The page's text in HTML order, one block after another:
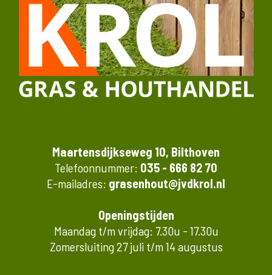
Maartensdijkseweg 10, Bilthoven
Telefoonnummer: 035 - 666 82 70
E-mailadres: grasenhout@jvdkrol.nl
Openingstijden
Maandag t/m vrijdag: 7.30u - 17.30u
Zomersluiting 27 juli t/m 14 augustus